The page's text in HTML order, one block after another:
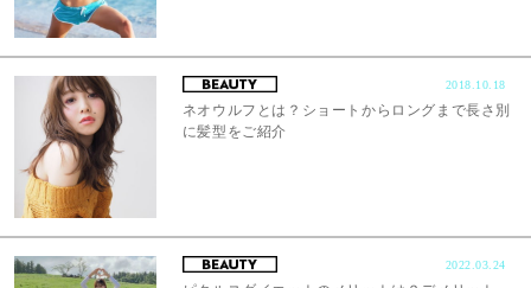
2018.10.18
ネオウルフとは？ショートからロングまで長さ別
に髪型をご紹介
2022.03.24